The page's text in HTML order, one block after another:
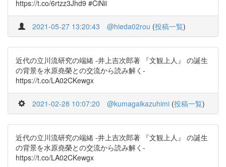
https://t.co/6rtzz3Jhd9 #CiNii
2021-05-27 13:20:43 @hieda02rou (投稿一覧)
近代の立川流研究の端緒 -井上吉次郎著 『文観上人』 の誕生
の背景を水原堯榮との交流から読み解く-
https://t.co/LA02CKewgx
2021-02-28 10:07:20 @kumagaikazuhimi (投稿一覧)
近代の立川流研究の端緒 -井上吉次郎著 『文観上人』 の誕生
の背景を水原堯榮との交流から読み解く-
https://t.co/LA02CKewgx